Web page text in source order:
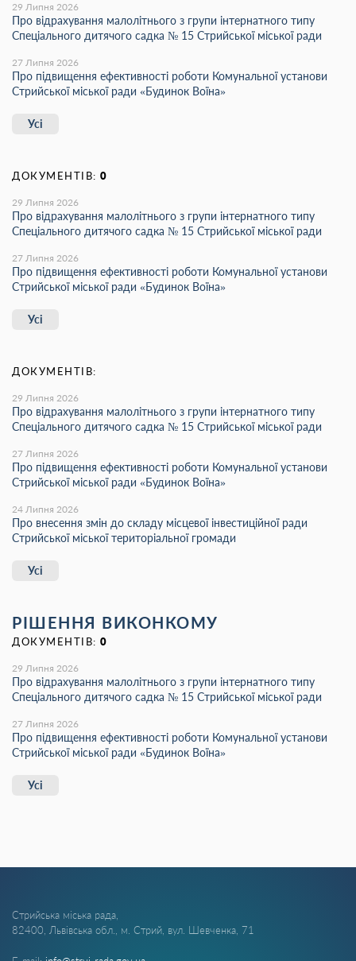
29 Липня 2026
Про відрахування малолітнього з групи інтернатного типу
Спеціального дитячого садка № 15 Стрийської міської ради
27 Липня 2026
Про підвищення ефективності роботи Комунальної установи
Стрийської міської ради «Будинок Воїна»
Усі
ДОКУМЕНТІВ: 0
29 Липня 2026
Про відрахування малолітнього з групи інтернатного типу
Спеціального дитячого садка № 15 Стрийської міської ради
27 Липня 2026
Про підвищення ефективності роботи Комунальної установи
Стрийської міської ради «Будинок Воїна»
Усі
ДОКУМЕНТІВ:
29 Липня 2026
Про відрахування малолітнього з групи інтернатного типу
Спеціального дитячого садка № 15 Стрийської міської ради
27 Липня 2026
Про підвищення ефективності роботи Комунальної установи
Стрийської міської ради «Будинок Воїна»
24 Липня 2026
Про внесення змін до складу місцевої інвестиційної ради
Стрийської міської територіальної громади
Усі
РІШЕННЯ ВИКОНКОМУ
ДОКУМЕНТІВ: 0
29 Липня 2026
Про відрахування малолітнього з групи інтернатного типу
Спеціального дитячого садка № 15 Стрийської міської ради
27 Липня 2026
Про підвищення ефективності роботи Комунальної установи
Стрийської міської ради «Будинок Воїна»
Усі
Стрийська міська рада,
82400, Львівська обл., м. Стрий, вул. Шевченка, 71